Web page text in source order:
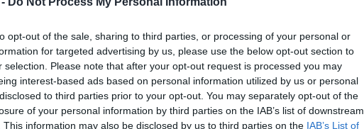
opt-out of the sale, sharing to third parties, or processing of your personal or
for targeted advertising by us, please use the below opt-out section to
selection. Please note that after your opt-out request is processed you may
interest-based ads based on personal information utilized by us or personal
to third parties prior to your opt-out. You may separately opt-out of the
of your personal information by third parties on the IAB’s list of downstream
This information may also be disclosed by us to third parties on the IAB’s List of
Fotó: Küttel Dávid, Kultúrpart
Az egyik a 25 évvel ezelőtt felépült,
történetét meséli el, a másik pedig a fesztivál
től, temérdek archív és eddig ismeretlen fénykép